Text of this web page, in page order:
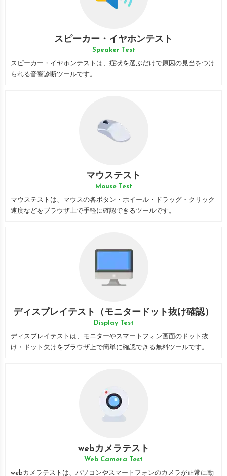
スピーカー・イヤホンテスト
Speaker Test
スピーカー・イヤホンテストは、症状を選ぶだけで原因の見当をつけ
られる音響診断ツールです。
マウステスト
Mouse Test
マウステストは、マウスの各ボタン・ホイール・ドラッグ・クリック
速度などをブラウザ上で手軽に確認できるツールです。
ディスプレイテスト（モニタードット抜け確認）
Display Test
ディスプレイテストは、モニターやスマートフォン画面のドット抜
け・ドット欠けをブラウザ上で簡単に確認できる無料ツールです。
webカメラテスト
Web Camera Test
webカメラテストは、パソコンやスマートフォンのカメラが正常に動